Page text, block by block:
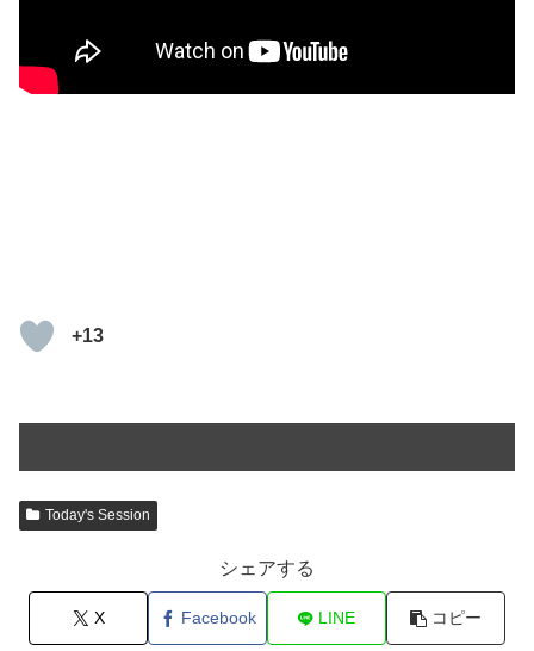
+13
Today's Session
シェアする
X Facebook LINE コピー